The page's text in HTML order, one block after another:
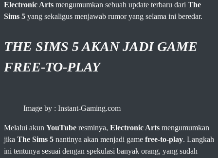
Electronic Arts mengumumkan sebuah update terbaru dari The
Sims 5 yang sekaligus menjawab rumor yang selama ini beredar.
THE SIMS 5 AKAN JADI GAME
FREE-TO-PLAY
Image by : Instant-Gaming.com
Melalui akun YouTube resminya, Electronic Arts mengumumkan
jika The Sims 5 nantinya akan menjadi game free-to-play. Langkah
ini tentunya sesuai dengan spekulasi banyak orang, yang sudah